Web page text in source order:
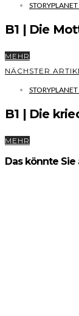
B1 | Die
MEHR
NÄCHSTER
B1 | Die
MEHR
Das könnte